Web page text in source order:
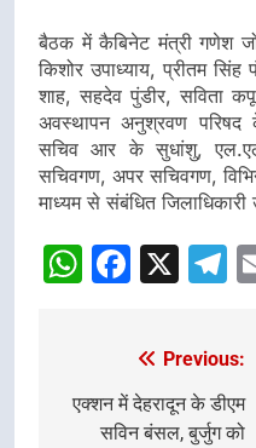
बैठक में कैबिनेट मंत्री गणेश
किशोर उपाध्याय, प्रीतम
शाह, सहदेव पुंडीर, सविता
अवस्थापन अनुश्रवण परिषद
सचिव आर के सुधांशु, एल.एल
सचिवगण, अपर सचिवगण,
माध्यम से संबंधित
X
navigation
Previous:
एक्शन में देहरादून के डीएम
सविन बंसल, बुर्जुग को